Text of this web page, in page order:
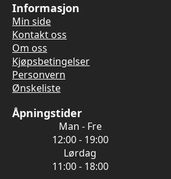
Informasjon
Min side
Kontakt oss
Om oss
Kjøpsbetingelser
Personvern
Ønskeliste
Åpningstider
Man - Fre
12:00 - 19:00
Lørdag
11:00 - 18:00